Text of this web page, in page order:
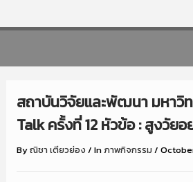
สถาบันวิจัยและพัฒนา มหาวิ
Talk ครั้งที่ 12 หัวข้อ : สูงวั
Byณิชา เตียวย่อง / Inภาพกิจกรรม /